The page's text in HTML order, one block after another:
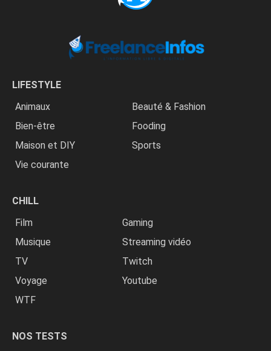
LIFESTYLE
Animaux
Beauté & Fashion
Bien-être
Fooding
Maison et DIY
Sports
Vie courante
CHILL
Film
Gaming
Musique
Streaming vidéo
TV
Twitch
Voyage
Youtube
WTF
NOS TESTS